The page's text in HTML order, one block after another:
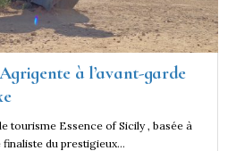
à l’avant-garde
tourisme Essence of Sicily , basée à
du prestigieux…